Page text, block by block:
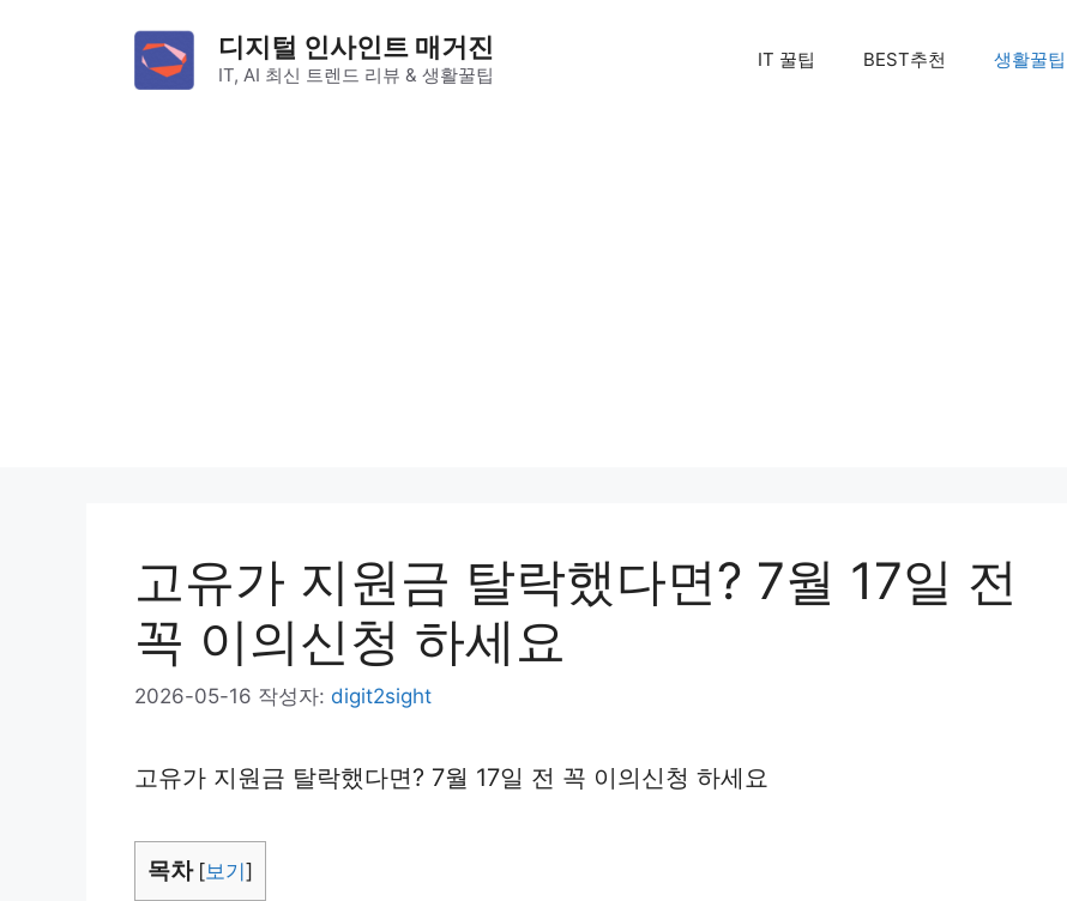
디지털 인사인트 매거진
IT, AI 최신 트렌드 리뷰 & 생활꿀팁
IT 꿀팁 BEST추천 생활꿀팁
고유가 지원금 탈락했다면? 7월 17일 전
꼭 이의신청 하세요
2026-05-16 작성자: digit2sight
고유가 지원금 탈락했다면? 7월 17일 전 꼭 이의신청 하세요
목차 [보기]